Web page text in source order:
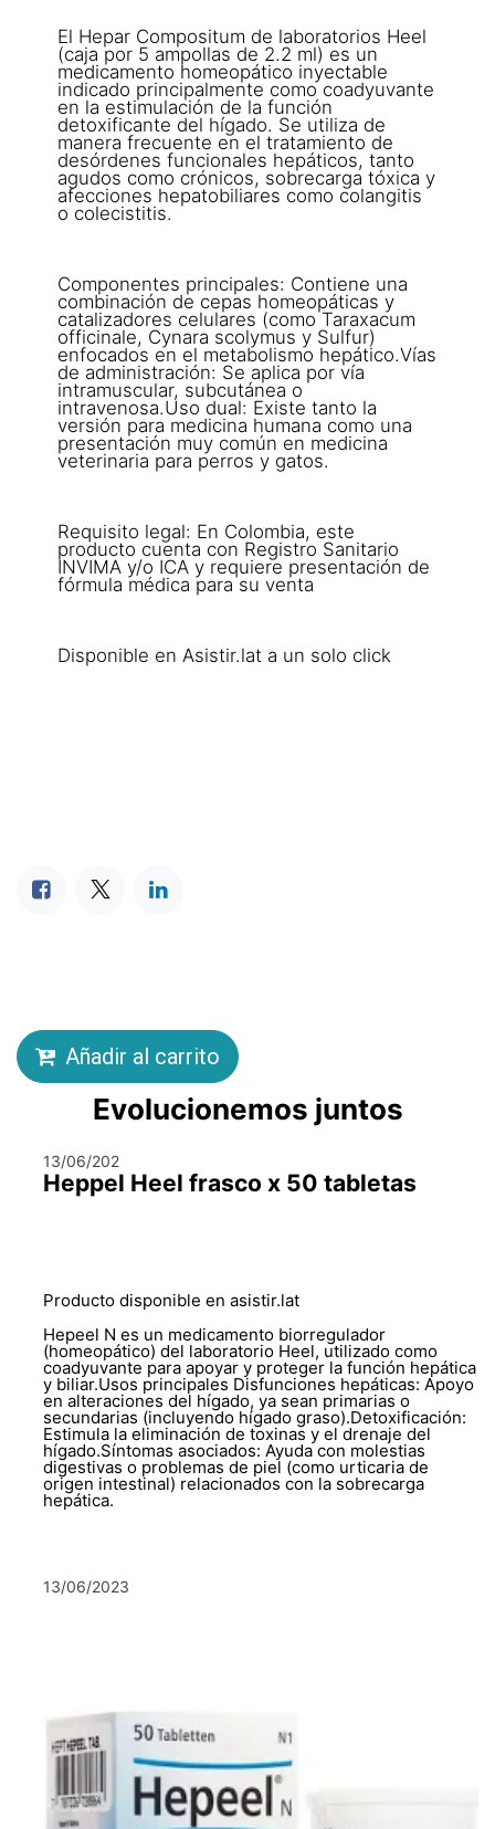
El Hepar Compositum de laboratorios Heel
(caja por 5 ampollas de 2.2 ml) es un
medicamento homeopático inyectable
indicado principalmente como coadyuvante
en la estimulación de la función
detoxificante del hígado. Se utiliza de
manera frecuente en el tratamiento de
desórdenes funcionales hepáticos, tanto
agudos como crónicos, sobrecarga tóxica y
afecciones hepatobiliares como colangitis
o colecistitis.
Componentes principales: Contiene una
combinación de cepas homeopáticas y
catalizadores celulares (como Taraxacum
officinale, Cynara scolymus y Sulfur)
enfocados en el metabolismo hepático.Vías
de administración: Se aplica por vía
intramuscular, subcutánea o
intravenosa.Uso dual: Existe tanto la
versión para medicina humana como una
presentación muy común en medicina
veterinaria para perros y gatos.
Requisito legal: En Colombia, este
producto cuenta con Registro Sanitario
INVIMA y/o ICA y requiere presentación de
fórmula médica para su venta
Disponible en Asistir.lat a un solo click
Añadir al carrito
Evolucionemos juntos
13/06/202
Heppel Heel frasco x 50 tabletas
Producto disponible en asistir.lat
Hepeel N es un medicamento biorregulador
(homeopático) del laboratorio Heel, utilizado como
coadyuvante para apoyar y proteger la función hepática
y biliar.Usos principales Disfunciones hepáticas: Apoyo
en alteraciones del hígado, ya sean primarias o
secundarias (incluyendo hígado graso).Detoxificación:
Estimula la eliminación de toxinas y el drenaje del
hígado.Síntomas asociados: Ayuda con molestias
digestivas o problemas de piel (como urticaria de
origen intestinal) relacionados con la sobrecarga
hepática.
13/06/2023